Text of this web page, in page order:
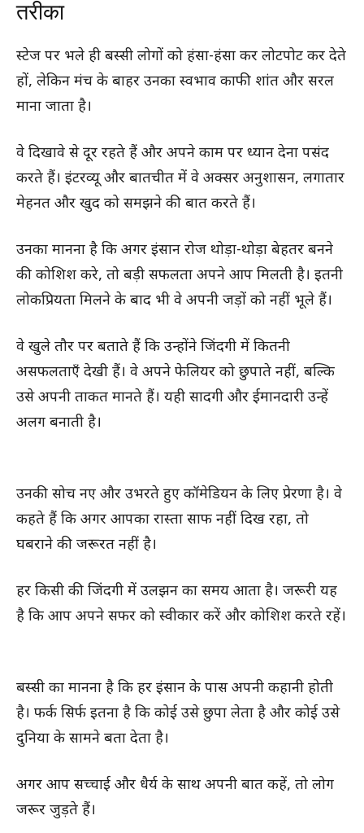
तरीका
स्टेज पर भले ही बस्सी लोगों को हंसा-हंसा कर लोटपोट कर देते
हों, लेकिन मंच के बाहर उनका स्वभाव काफी शांत और सरल
माना जाता है।
वे दिखावे से दूर रहते हैं और अपने काम पर ध्यान देना पसंद
करते हैं। इंटरव्यू और बातचीत में वे अक्सर अनुशासन, लगातार
मेहनत और खुद को समझने की बात करते हैं।
उनका मानना है कि अगर इंसान रोज थोड़ा-थोड़ा बेहतर बनने
की कोशिश करे, तो बड़ी सफलता अपने आप मिलती है। इतनी
लोकप्रियता मिलने के बाद भी वे अपनी जड़ों को नहीं भूले हैं।
वे खुले तौर पर बताते हैं कि उन्होंने जिंदगी में कितनी
असफलताएँ देखी हैं। वे अपने फेलियर को छुपाते नहीं, बल्कि
उसे अपनी ताकत मानते हैं। यही सादगी और ईमानदारी उन्हें
अलग बनाती है।
उनकी सोच नए और उभरते हुए कॉमेडियन के लिए प्रेरणा है। वे
कहते हैं कि अगर आपका रास्ता साफ नहीं दिख रहा, तो
घबराने की जरूरत नहीं है।
हर किसी की जिंदगी में उलझन का समय आता है। जरूरी यह
है कि आप अपने सफर को स्वीकार करें और कोशिश करते रहें।
बस्सी का मानना है कि हर इंसान के पास अपनी कहानी होती
है। फर्क सिर्फ इतना है कि कोई उसे छुपा लेता है और कोई उसे
दुनिया के सामने बता देता है।
अगर आप सच्चाई और धैर्य के साथ अपनी बात कहें, तो लोग
जरूर जुड़ते हैं।